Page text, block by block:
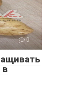
0
в